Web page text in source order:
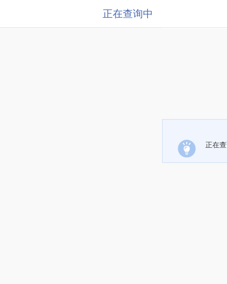
正在查询中
正在